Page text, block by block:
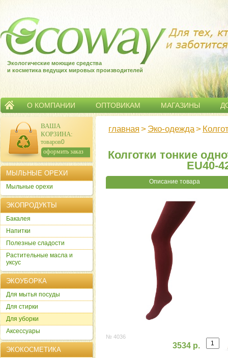
Экологические моющие средства
и косметика ведущих мировых производителей
О КОМПАНИИ ОПТОВИКАМ МАГАЗИНЫ
главная > Эко-одежда>
Колготки тонкие
EU40-
Описание товара
№ 4036
3534 р.
ВАША
КОРЗИНА:
товаров:0
сумма: 0р.
оформить заказ
МЫЛЬНЫЕ ОРЕХИ
Мыльные орехи
ЭКОПРОДУКТЫ
Бакалея
Напитки
Полезные сладости
Растительные масла и
уксус
ЭКОУБОРКА
Для мытья посуды
Для стирки
Для уборки
Аксессуары
ЭКОКОСМЕТИКА